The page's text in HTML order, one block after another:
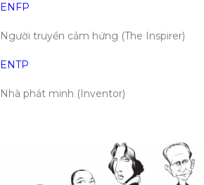
ENFP
Người truyền cảm hứng (The Inspirer)
ENTP
Nhà phát minh (Inventor)